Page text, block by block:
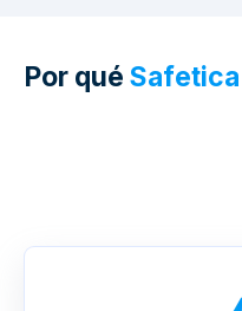
Por qué Safetica